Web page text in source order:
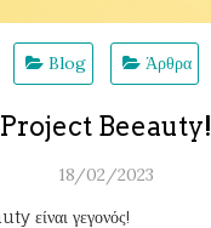
Blog Άρθρα
Project Beeauty!
18/02/2023
είναι γεγονός!